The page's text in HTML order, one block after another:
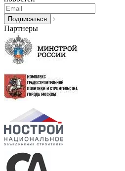
Партнеры